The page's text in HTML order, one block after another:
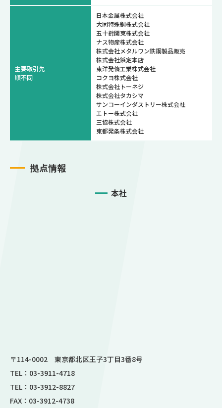
主要取引先
順不同
日本金属株式会社
大同特殊鋼株式会社
五十鈴関東株式会社
ナス物産株式会社
株式会社メタルワン鉄鋼製品販売
株式会社鋲定本店
東洋発條工業株式会社
コクヨ株式会社
株式会社トーネジ
株式会社タカシマ
サンコーインダストリー株式会社
エトー株式会社
三協株式会社
東都発条株式会社
拠点情報
本社
〒114-0002 東京都北区王子3丁目3番8号
TEL：03-3911-4718
TEL：03-3912-8827
FAX：03-3912-4738